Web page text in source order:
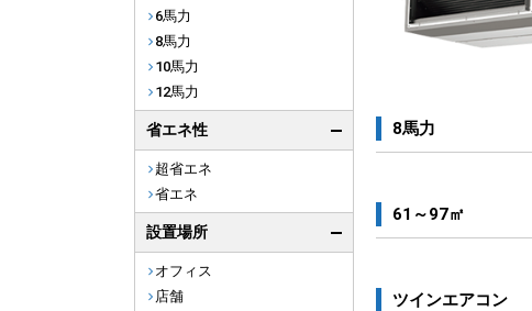
8馬力
61～97㎡
ツインエアコン
6馬力
8馬力
10馬力
12馬力
省エネ性
超省エネ
省エネ
設置場所
オフィス
店舗